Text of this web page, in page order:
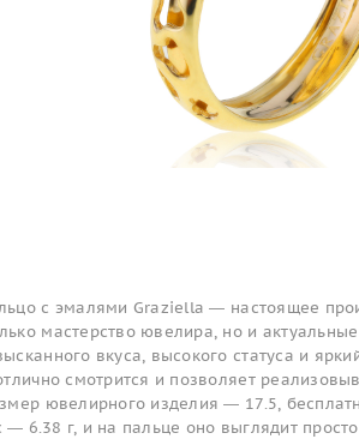
с эмалями Graziella — настоящее
мастерство ювелира, но и
вкуса, высокого статуса и
смотрится и позволяет
ювелирного изделия — 17.5,
6.38 г, и на пальце оно выглядит